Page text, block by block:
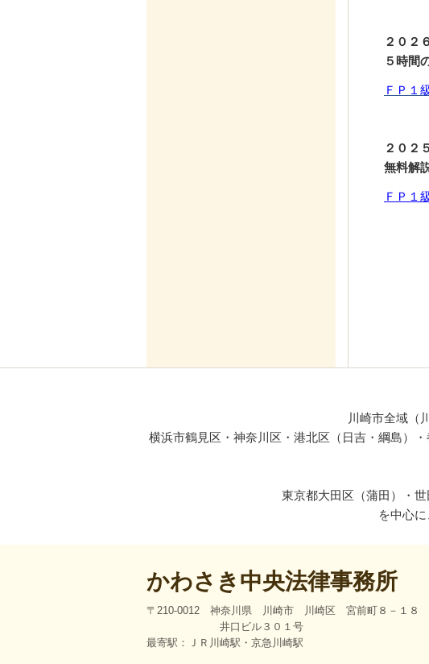
２０２
５時間
ＦＰ１
２０２
無料解
ＦＰ１
川崎市全域（
横浜市鶴見区・神奈川区・港北区（日吉・綱島）
東京都大田区（蒲田）・
を中心
かわさき中央法律事務所
〒210-0012 神奈川県 川崎市 川崎区 宮前町８－１８
井口ビル３０１号
最寄駅：ＪＲ川崎駅・京急川崎駅